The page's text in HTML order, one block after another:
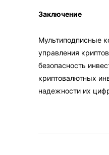
Заключение
Мультиподписные
управления
безопасность
криптовалютных
надежности их